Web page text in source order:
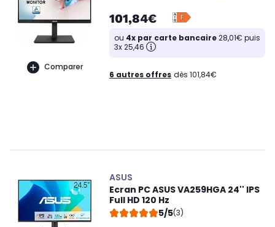
Comparer
101,84€
ou 4x par carte bancaire28,01€ puis
3x 25,46
6 autres offres dès 101,84€
ASUS
Ecran PC ASUS VA259HGA 24'' IPS
Full HD 120 Hz
5/5(3)